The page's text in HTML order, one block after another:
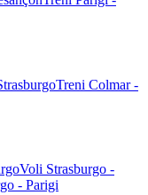
Treni Colmar -
Voli Strasburgo -
- Parigi